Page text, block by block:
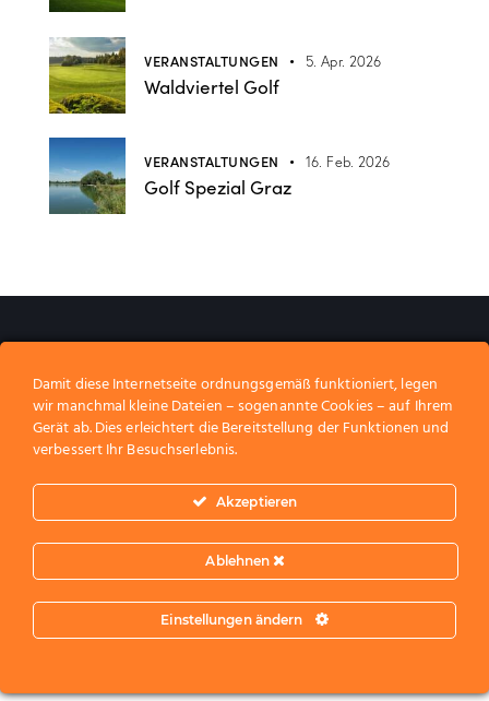
VERANSTALTUNGEN 5. Apr. 2026
Waldviertel Golf
VERANSTALTUNGEN 16. Feb. 2026
Golf Spezial Graz
Wir freuen uns auf_
Home Über uns Partner werden Kontakt Shop
Impressum
|Sitemap – Made with
HIRNSTATT
© 2026. Alle Rechte vorbehalten.
Damit diese Internetseite ordnungsgemäß funktioniert, legen
wir manchmal kleine Dateien – sogenannte Cookies – auf Ihrem
Gerät ab. Dies erleichtert die Bereitstellung der Funktionen und
verbessert Ihr Besuchserlebnis.
Akzeptieren
Ablehnen
Einstellungen ändern